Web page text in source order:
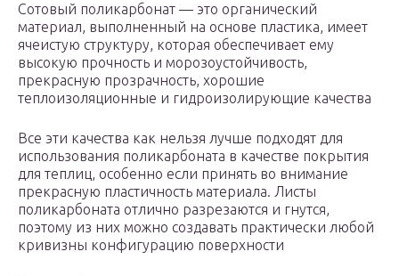
Сотовый поликарбонат — это органический
материал, выполненный на основе пластика, имеет
ячеистую структуру, которая обеспечивает ему
высокую прочность и морозоустойчивость,
прекрасную прозрачность, хорошие
теплоизоляционные и гидроизолирующие качества
Все эти качества как нельзя лучше подходят для
использования поликарбоната в качестве покрытия
для теплиц, особенно если принять во внимание
прекрасную пластичность материала. Листы
поликарбоната отлично разрезаются и гнутся,
поэтому из них можно создавать практически любой
кривизны конфигурацию поверхности